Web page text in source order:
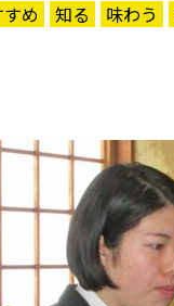
め 知る 味わう